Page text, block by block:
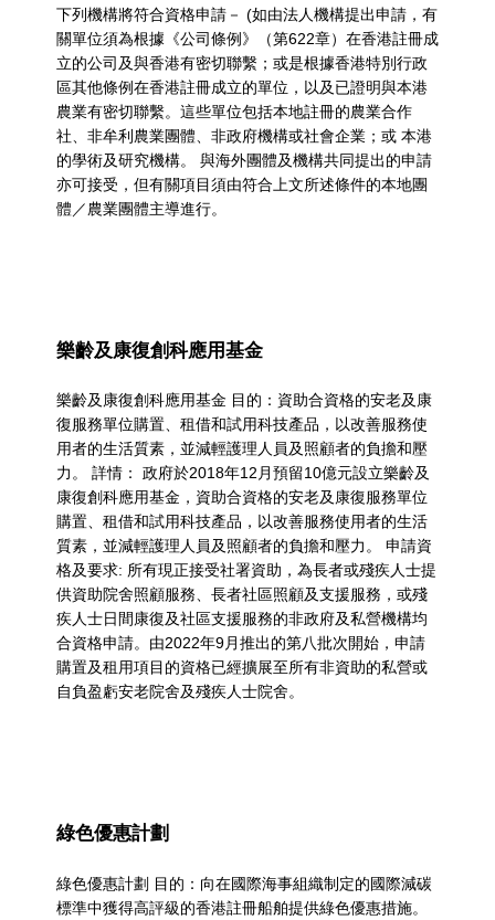
下列機構將符合資格申請－ (如由法人機構提出申請，有
關單位須為根據《公司條例》（第622章）在香港註冊成
立的公司及與香港有密切聯繫；或是根據香港特別行政
區其他條例在香港註冊成立的單位，以及已證明與本港
農業有密切聯繫。這些單位包括本地註冊的農業合作
社、非牟利農業團體、非政府機構或社會企業；或 本港
的學術及研究機構。 與海外團體及機構共同提出的申請
亦可接受，但有關項目須由符合上文所述條件的本地團
體／農業團體主導進行。
樂齡及康復創科應用基金
樂齡及康復創科應用基金 目的：資助合資格的安老及康
復服務單位購置、租借和試用科技產品，以改善服務使
用者的生活質素，並減輕護理人員及照顧者的負擔和壓
力。 詳情： 政府於2018年12月預留10億元設立樂齡及
康復創科應用基金，資助合資格的安老及康復服務單位
購置、租借和試用科技產品，以改善服務使用者的生活
質素，並減輕護理人員及照顧者的負擔和壓力。 申請資
格及要求: 所有現正接受社署資助，為長者或殘疾人士提
供資助院舍照顧服務、長者社區照顧及支援服務，或殘
疾人士日間康復及社區支援服務的非政府及私營機構均
合資格申請。由2022年9月推出的第八批次開始，申請
購置及租用項目的資格已經擴展至所有非資助的私營或
自負盈虧安老院舍及殘疾人士院舍。
綠色優惠計劃
綠色優惠計劃 目的：向在國際海事組織制定的國際減碳
標準中獲得高評級的香港註冊船舶提供綠色優惠措施。